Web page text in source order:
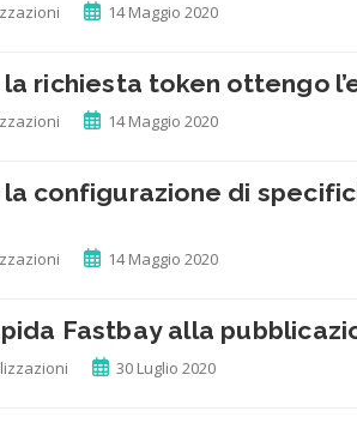
14 Maggio 2020
richiesta token ottengo
14 Maggio 2020
configurazione di
14 Maggio 2020
Fastbay alla
30 Luglio 2020